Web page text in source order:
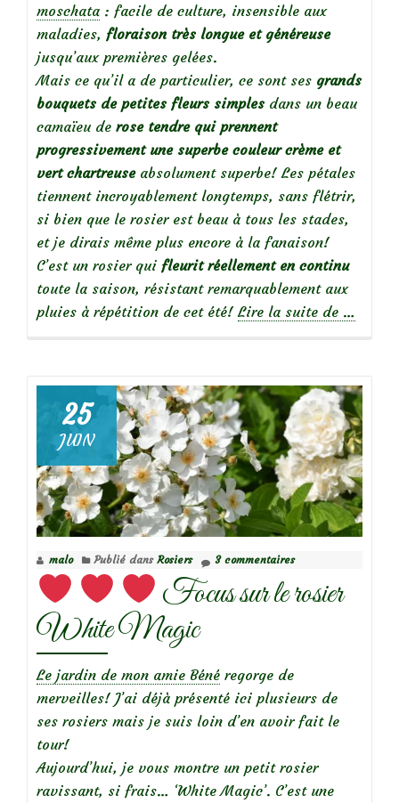
moschata : facile de culture, insensible aux
maladies, floraison très longue et généreuse
jusqu’aux premières gelées.
Mais ce qu’il a de particulier, ce sont ses grands
bouquets de petites fleurs simples dans un beau
camaïeu de rose tendre qui prennent
progressivement une superbe couleur crème et
vert chartreuseabsolument superbe! Les pétales
tiennent incroyablement longtemps, sans flétrir,
si bien que le rosier est beau à tous les stades,
et je dirais même plus encore à la fanaison!
C’est un rosier qui fleurit réellement en continu
toute la saison, résistant remarquablement aux
pluies à répétition de cet été! Lire la suite de
Focus
sur
le
rosier
‘Alden
…
25
JUIN
malo Publié dans Rosiers 3 commentaires
Focus sur le rosier
White Magic
Le jardin de mon amie Béné regorge de
merveilles! J’ai déjà présenté ici plusieurs de
ses rosiers mais je suis loin d’en avoir fait le
tour!
Aujourd’hui, je vous montre un petit rosier
ravissant, si frais… ‘White Magic’. C’est une